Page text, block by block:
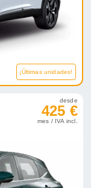
¡Últimas unidades!
desde
425 €
mes / IVA incl.